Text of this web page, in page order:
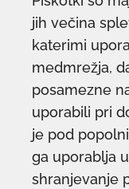
jih večina
katerimi
medmrežja,
posamezne
uporabili pri
je pod
ga uporablja
shranjevanje